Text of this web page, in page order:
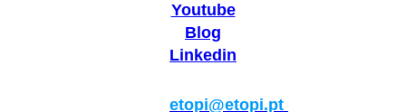
Youtube
Blog
Linkedin
etopi@etopi.pt